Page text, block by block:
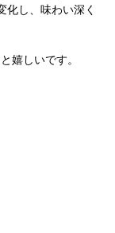
化し、味わい深く
嬉しいです。